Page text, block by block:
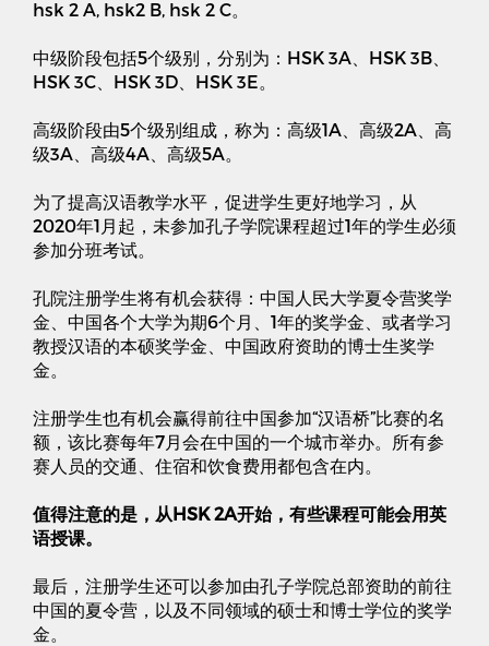
hsk 2 A, hsk2 B, hsk 2 C。
中级阶段包括5个级别，分别为：HSK 3A、HSK 3B、
HSK 3C、HSK 3D、HSK 3E。
高级阶段由5个级别组成，称为：高级1A、高级2A、高
级3A、高级4A、高级5A。
为了提高汉语教学水平，促进学生更好地学习，从
2020年1月起，未参加孔子学院课程超过1年的学生必须
参加分班考试。
孔院注册学生将有机会获得：中国人民大学夏令营奖学
金、中国各个大学为期6个月、1年的奖学金、或者学习
教授汉语的本硕奖学金、中国政府资助的博士生奖学
金。
注册学生也有机会赢得前往中国参加“汉语桥”比赛的名
额，该比赛每年7月会在中国的一个城市举办。所有参
赛人员的交通、住宿和饮食费用都包含在内。
值得注意的是，从HSK 2A开始，有些课程可能会用英
语授课。
最后，注册学生还可以参加由孔子学院总部资助的前往
中国的夏令营，以及不同领域的硕士和博士学位的奖学
金。